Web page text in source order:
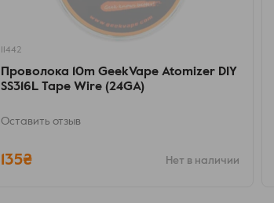
11442
Проволока 10m GeekVape Atomizer DIY
SS316L Tape Wire (24GA)
Оставить отзыв
135₴ Нет в наличии